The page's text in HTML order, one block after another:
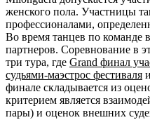
женского пола. Участницы
профессионалами,
Во время танцев по команде
партнеров. Соревнование в
три тура, где Grand финал
судьями-маэстрос фестиваля
финале складывается из
критерием является
пары) и оценок внешних